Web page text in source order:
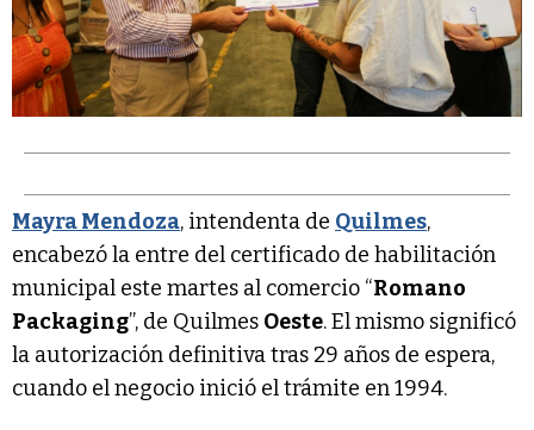
Mayra Mendoza, intendenta de Quilmes,
encabezó la entre del certificado de habilitación
municipal este martes al comercio “Romano
Packaging”, de Quilmes Oeste. El mismo significó
la autorización definitiva tras 29 años de espera,
cuando el negocio inició el trámite en 1994.